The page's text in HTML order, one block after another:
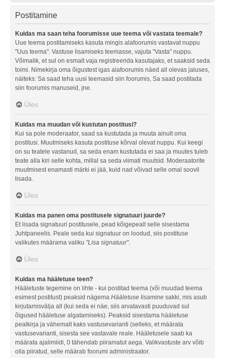
Postitamine
Kuidas ma saan teha foorumisse uue teema või vastata teemale?
Uue teema postitamiseks kasuta mingis alafoorumis vastavat nuppu
"Uus teema". Vastuse lisamiseks teemasse, vajuta "Vasta" nuppu.
Võimalik, et sul on esmalt vaja registreerida kasutajaks, et saaksid seda
toimi. Nimekirja oma õigustest igas alafoorumis näed all olevas jaluses,
näiteks: Sa saad teha uusi teemasid siin foorumis, Sa saad postitada
siin foorumis manuseid, jne.
Üles
Kuidas ma muudan või kustutan postitusi?
Kui sa pole moderaator, saad sa kustutada ja muuta ainult oma
postitusi. Muutmiseks kasuta postituse kõrval olevat nuppu. Kui keegi
on su teatele vastanud, sa seda enam kustutada ei saa ja muutes tuleb
teate alla kiri selle kohta, millal sa seda viimati muutsid. Moderaatorite
muutmisest enamasti märki ei jää, kuid nad võivad selle omal soovil
lisada.
Üles
Kuidas ma panen oma postitusele signatuuri juurde?
Et lisada signatuuri postitusele, pead kõigepealt selle sisestama
Juhtpaneelis. Peale seda kui signatuur on loodud, siis postituse
valikutes määrama valiku "Lisa signatuur".
Üles
Kuidas ma hääletuse teen?
Hääletuste tegemine on lihte - kui postitad teema (või muudad teema
esimest postitust) peaksid nägema Hääletuse lisamine sakki, mis asub
kirjutamisvälja all (kui seda ei näe, siis arvatavasti puuduvad sul
õigused hääletuse algatamiseks). Peaksid sisestama hääletuse
pealkirja ja vähemalt kaks vastusevarianti (selleks, et määrata
vastusevarianti, sisesta see vastavale reale. Hääletusele saab ka
määrata ajalimiidi, 0 tähendab piiramatut aega. Valikvastuste arv võib
olla piiratud, selle määrab foorumi administraator.